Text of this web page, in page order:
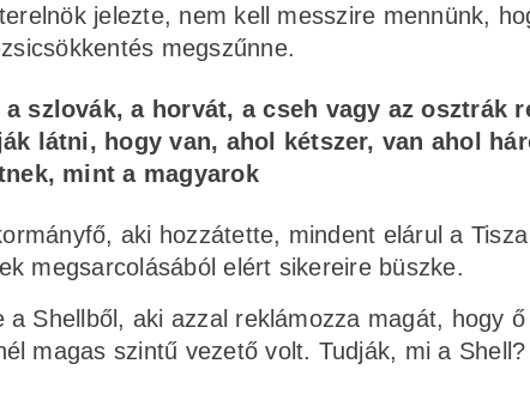
jelezte, nem kell messzire mennünk,
megszűnne.
szlovák, a horvát, a cseh vagy az osztrák
látni, hogy van, ahol kétszer, van ahol
mint a magyarok
aki hozzátette, mindent elárul a
megsarcolásából elért sikereire büszke.
a Shellből, aki azzal reklámozza magát, hogy
magas szintű vezető volt. Tudják, mi a